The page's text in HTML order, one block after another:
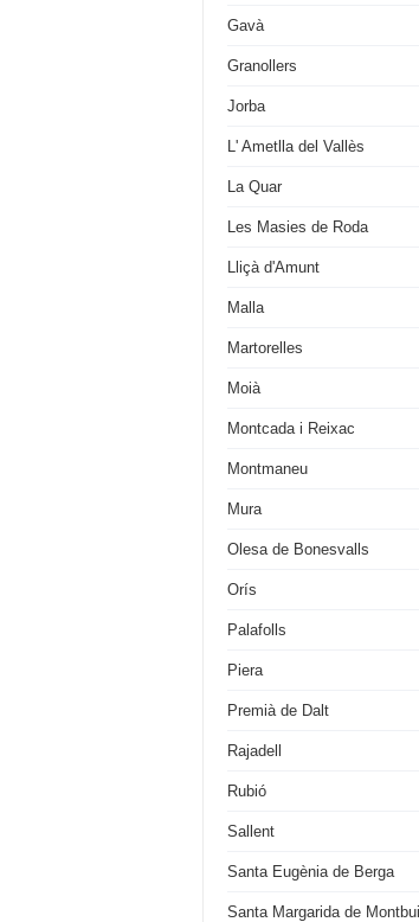
Gavà
Granollers
Jorba
L' Ametlla del Vallès
La Quar
Les Masies de Roda
Lliçà d'Amunt
Malla
Martorelles
Moià
Montcada i Reixac
Montmaneu
Mura
Olesa de Bonesvalls
Orís
Palafolls
Piera
Premià de Dalt
Rajadell
Rubió
Sallent
Santa Eugènia de Berga
Santa Margarida de Montbui